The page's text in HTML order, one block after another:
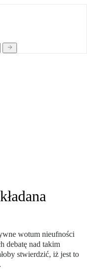
wotum nieufności
debatę nad takim
stwierdzić, iż jest to